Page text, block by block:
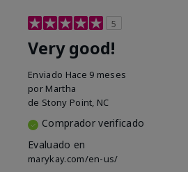
5
Very good!
Enviado Hace 9 meses
por Martha
de Stony Point, NC
Comprador verificado
Evaluado en
marykay.com/en-us/